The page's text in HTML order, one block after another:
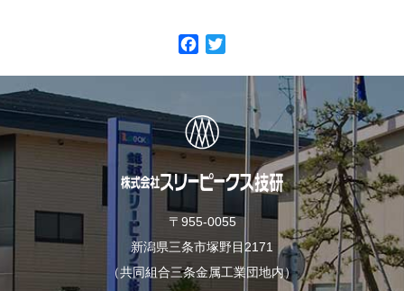
b
o
k
t
e
〒955-0055
新潟県三条市塚野目2171
（共同組合三条金属工業団地内）